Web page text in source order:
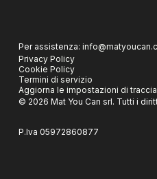
Per assistenza:
Privacy Policy
Cookie Policy
Termini di servizio
Aggiorna le impostazioni di
© 2026 Mat You Can srl. Tutti i
P.Iva 05972860877